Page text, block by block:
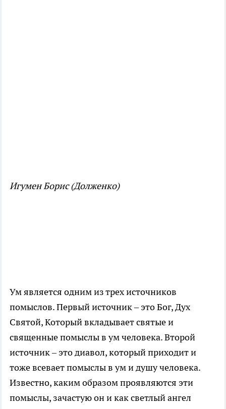
Игумен Борис (Долженко)
Ум является одним из трех источников
помыслов. Первый источник – это Бог, Дух
Святой, Который вкладывает святые и
священные помыслы в ум человека. Второй
источник – это диавол, который приходит и
тоже всевает помыслы в ум и душу человека.
Известно, каким образом проявляются эти
помыслы, зачастую он и как светлый ангел